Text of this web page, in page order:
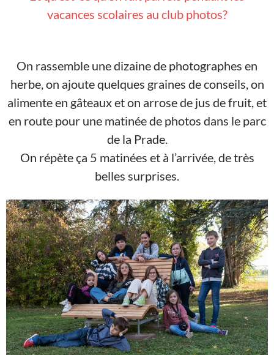
vacances scolaires au club photos?
On rassemble une dizaine de photographes en
herbe, on ajoute quelques graines de conseils, on
alimente en gâteaux et on arrose de jus de fruit, et
en route pour une matinée de photos dans le parc
de la Prade.
On répète ça 5 matinées et à l’arrivée, de très
belles surprises.